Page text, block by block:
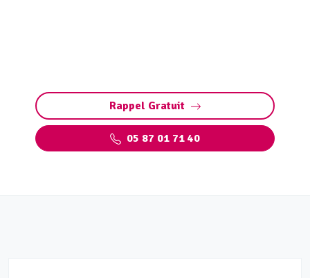
Rappel Gratuit
05 87 01 71 40